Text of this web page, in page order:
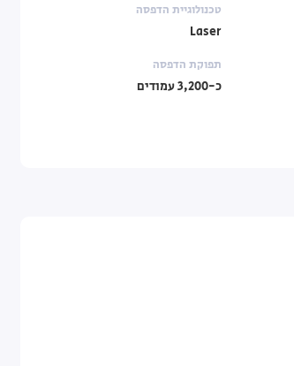
טכנולוגיית הדפסה
Laser
תפוקת הדפסה
כ-3,200 עמודים